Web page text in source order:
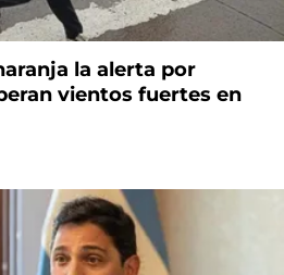
la alerta por
vientos fuertes en